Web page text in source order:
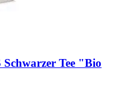
Schwarzer Tee "Bio